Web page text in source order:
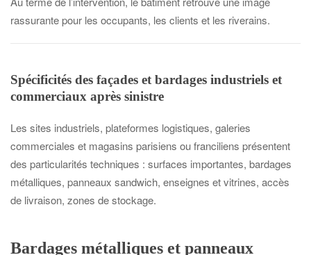
rassurante pour les occupants, les clients et les riverains.
Spécificités des façades et bardages industriels et
commerciaux après sinistre
Les sites industriels, plateformes logistiques, galeries
commerciales et magasins parisiens ou franciliens présentent
des particularités techniques : surfaces importantes, bardages
métalliques, panneaux sandwich, enseignes et vitrines, accès
de livraison, zones de stockage.
Bardages métalliques et panneaux